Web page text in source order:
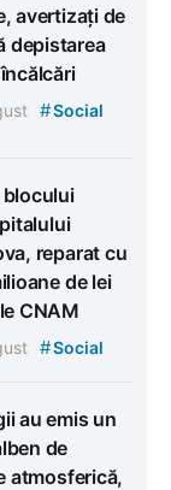
avertizați de
depistarea
#Social
reparat cu
de lei
CNAM
#Social
au emis un
de
atmosferică,